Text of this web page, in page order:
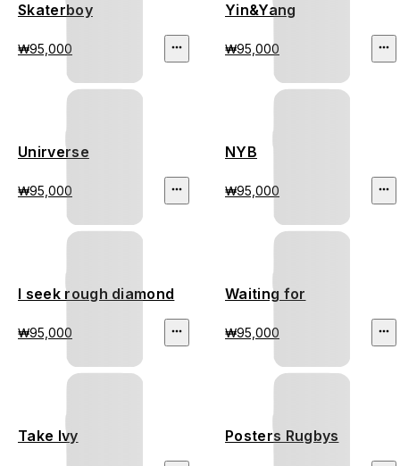
Skaterboy
₩95,000
Yin&Yang
₩95,000
Unirverse
₩95,000
NYB
₩95,000
I seek rough diamond
₩95,000
Waiting for
₩95,000
Take Ivy Posters Rugbys